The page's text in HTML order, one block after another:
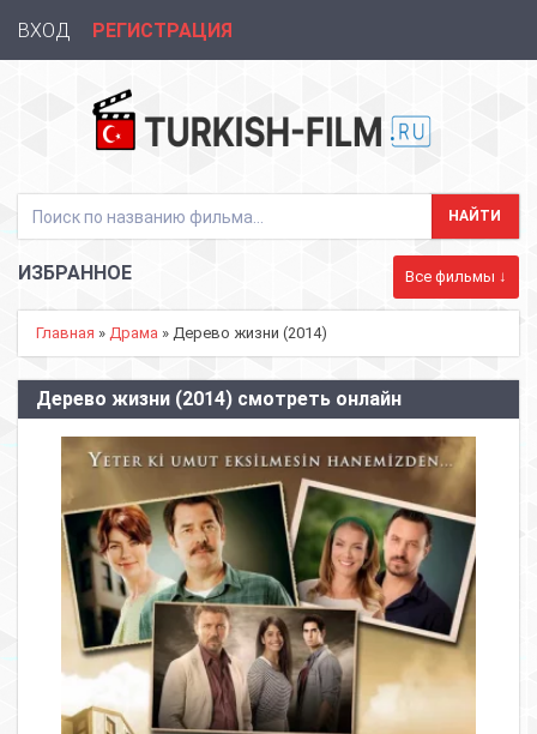
ВХОД РЕГИСТРАЦИЯ
ИЗБРАННОЕ Все фильмы ↓
Главная » Драма » Дерево жизни (2014)
Дерево жизни (2014) смотреть онлайн